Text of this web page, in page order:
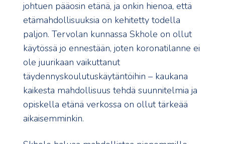
johtuen pääosin etänä, ja onkin hienoa, että
etämahdollisuuksia on kehitetty todella
paljon. Tervolan kunnassa Skhole on ollut
käytössä jo ennestään, joten koronatilanne ei
ole juurikaan vaikuttanut
täydennyskoulutuskäytäntöihin – kaukana
kaikesta mahdollisuus tehdä suunnitelmia ja
opiskella etänä verkossa on ollut tärkeää
aikaisemminkin.